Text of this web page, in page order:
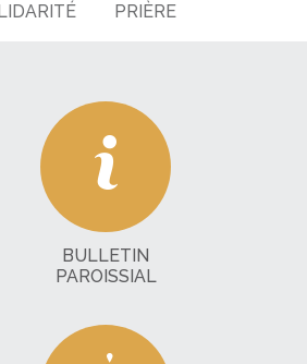
PRIÈRE
BULLETIN
PAROISSIAL